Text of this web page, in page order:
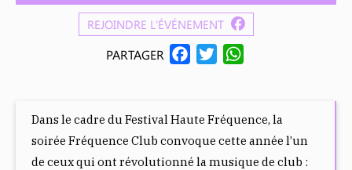
REJOINDRE L'ÉVÉNEMENT
PARTAGER
E
B
O
T
T
T
S
Dans le cadre du Festival Haute Fréquence, la
soirée Fréquence Club convoque cette année l’un
de ceux qui ont révolutionné la musique de club :